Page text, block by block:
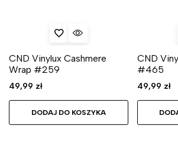
CND Vinylux Cashmere
Wrap #259
49,99 zł
DODAJ DO KOSZYKA
CND
#465
49,99 zł